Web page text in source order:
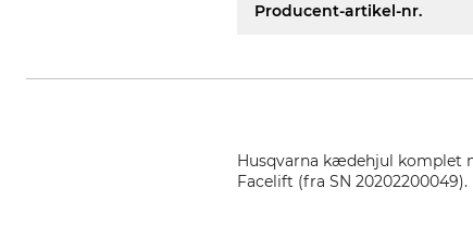
Producent-artikel-nr.
Husqvarna kædehjul komplet
Facelift (fra SN 20202200049).